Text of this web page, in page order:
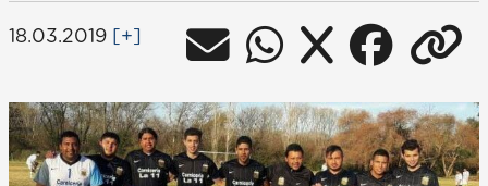
18.03.2019 [+]